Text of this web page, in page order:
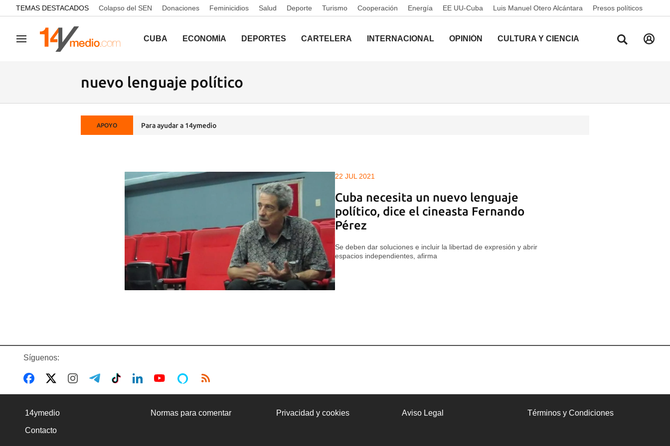
common.go-to-content
TEMAS DESTACADOS Colapso del SEN Donaciones Feminicidios Salud Deporte Turismo Cooperación Energía EE UU-Cuba Luis Manuel Otero Alcántara Presos políticos
Navegación CUBA ECONOMÍA DEPORTES CARTELERA INTERNACIONAL OPINIÓN CULTURA Y CIENCIA
nuevo lenguaje político
APOYO Para ayudar a 14ymedio
22 JUL 2021
Cuba necesita un nuevo lenguaje
político, dice el cineasta Fernando
Pérez
Se deben dar soluciones e incluir la libertad de expresión y abrir
espacios independientes, afirma
Síguenos:
14ymedio Normas para comentar Privacidad y cookies Aviso Legal Términos y Condiciones
Contacto